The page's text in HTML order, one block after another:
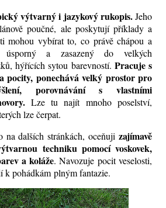
výtvarný i jazykový rukopis.Jeho
poučné, ale poskytují příklady a
mohou vybírat to, co právě chápou a
a zasazený do velkých
, hýřících sytou barevností. Pracuje s
pocity, ponechává velký prostor pro
porovnávání s vlastními
Lze tu najít mnoho poselství,
lze čerpat.
na dalších stránkách, oceňuji zajímavě
techniku pomocí voskovek,
a koláže. Navozuje pocit veselosti,
k pohádkám plným fantazie.